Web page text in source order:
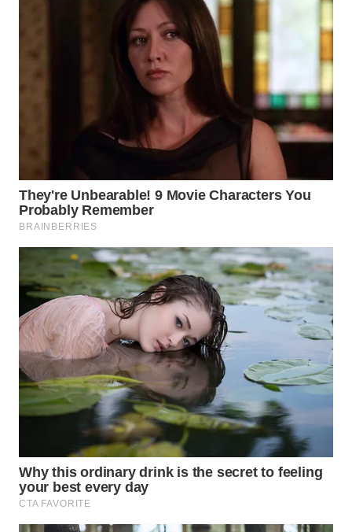
WAHANA
TRAVEL
WAHANANEWS
ID
CO ID
WAHANANEWS
NET
WAHANA
SPORT
WAHANA
WAHANA
SELEB
WAHANA